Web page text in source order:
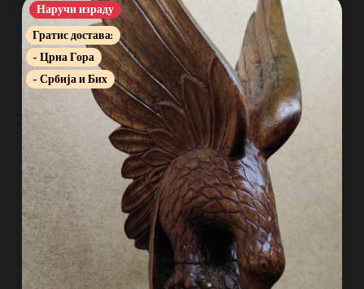
Наручи израду
Гратис достава:
- Црна Гора
- Србија и Бих